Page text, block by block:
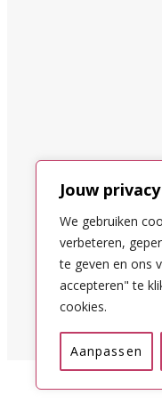
Jouw
We gebruiken
verbeteren,
te geven en ons
accepteren" te
cookies.
Aanpassen